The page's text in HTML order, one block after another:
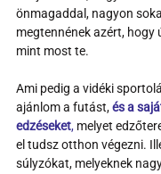
önmagaddal, nagyon
megtennének azért, hogy
mint most te.
Ami pedig a vidéki
ajánlom a futást, és a
edzéseket, melyet
el tudsz otthon végezni.
súlyzókat, melyeknek